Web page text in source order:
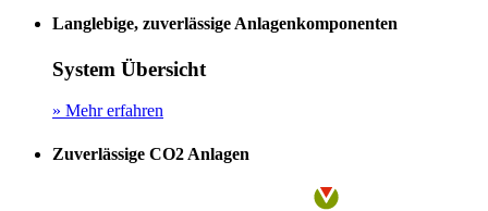
Langlebige, zuverlässige Anlagenkomponenten
System Übersicht
» Mehr erfahren
Zuverlässige CO2 Anlagen